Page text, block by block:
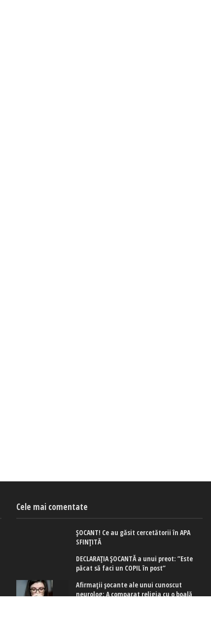
Cele mai comentate
ȘOCANT! Ce au găsit cercetătorii în APA
SFINȚITĂ
DECLARAȚIA ȘOCANTĂ a unui preot: ”Este
păcat să faci un COPIL în post”
Afirmaţii şocante ale unui cunoscut
neurolog: A comparat religia cu o boală